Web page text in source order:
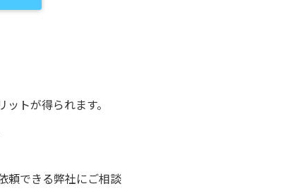
トが得られます。
頼できる弊社にご相談